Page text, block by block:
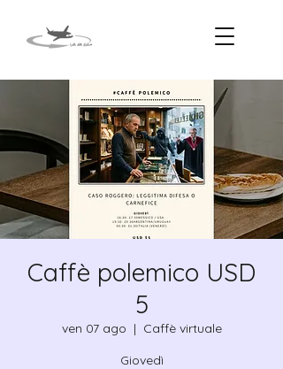
Caffè polemico USD
5
ven 07 ago
  |
Caffè virtuale
Giovedì